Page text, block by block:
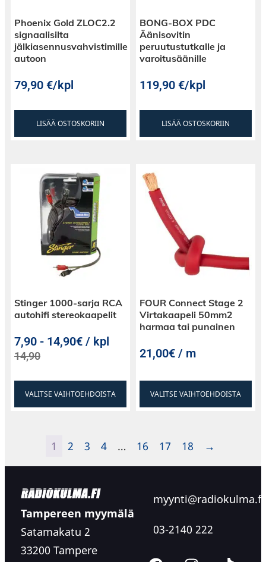
Phoenix Gold ZLOC2.2
signaalisilta
jälkiasennusvahvistimille
autoon
79,90€/kpl
LISÄÄ OSTOSKORIIN
BONG-BOX PDC
Äänisovitin
peruutustutkalle ja
varoitusäänille
119,90€/kpl
LISÄÄ OSTOSKORIIN
Stinger 1000-sarja RCA
autohifi stereokaapelit
7,90 - 14,90€ / kpl
14,90
VALITSE VAIHTOEHDOISTA
FOUR Connect Stage 2
Virtakaapeli 50mm2
harmaa tai punainen
21,00€ / m
VALITSE VAIHTOEHDOISTA
1 2 3 4 … 16 17 18 →
Tampereen myymälä
Satamakatu 2
33200 Tampere
myynti@radiokulma.fi
03-2140 222